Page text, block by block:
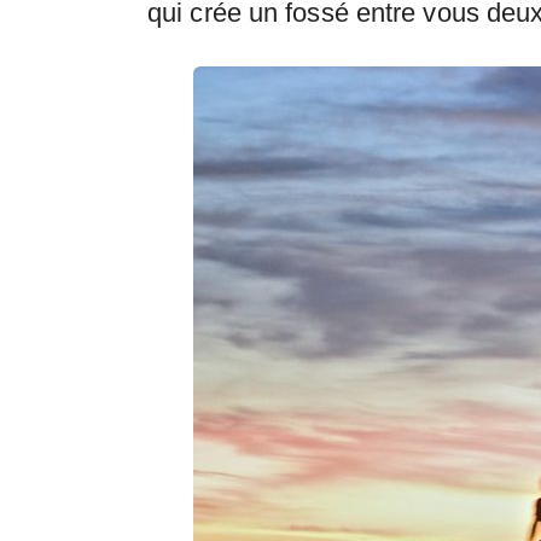
qui crée un fossé entre vous